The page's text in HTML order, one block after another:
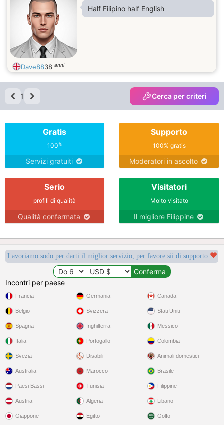
Half Filipino half English
Dave8838 anni
1 Cerca per criteri
Gratis
100%
Servizi gratuiti
Supporto
100% gratis
Moderatori in ascolto
Serio
profili di qualità
Qualità confermata
Visitatori
Molto visitato
Il migliore Filippine
Lavoriamo sodo per darti il miglior servizio, per favore sii di supporto
Incontri per paese
Francia
Belgio
Spagna
Italia
Svezia
Germania
Svizzera
Inghilterra
Portogallo
Disabili
Canada
Stati Uniti
Messico
Colombia
Animali domestici
Australia
Paesi Bassi
Austria
Giappone
Marocco
Tunisia
Algeria
Egitto
Brasile
Filippine
Libano
Golfo